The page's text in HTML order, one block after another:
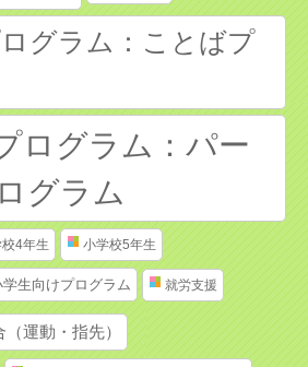
グラム：ことばプ
ログラム：パー
グラム
4年生 小学校5年生
学生向けプログラム 就労支援
（運動・指先）